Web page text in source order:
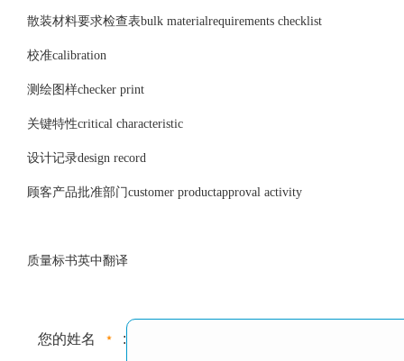
散装材料要求检查表bulk materialrequirements checklist
校准calibration
测绘图样checker print
关键特性critical characteristic
设计记录design record
顾客产品批准部门customer productapproval activity
质量标书英中翻译
您的姓名 :